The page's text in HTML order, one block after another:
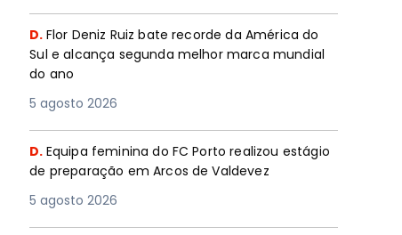
D. Flor Deniz Ruiz bate recorde da América do
Sul e alcança segunda melhor marca mundial
do ano
5 agosto 2026
D. Equipa feminina do FC Porto realizou estágio
de preparação em Arcos de Valdevez
5 agosto 2026